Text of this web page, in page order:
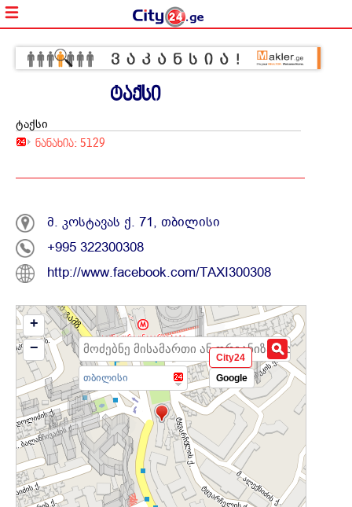
ტაქსი
ტაქსი
ნანახია: 5129
მ. კოსტავას ქ. 71, თბილისი
+995 322300308
http://www.facebook.com/TAXI300308
თბილისი
+
−
City24
Google